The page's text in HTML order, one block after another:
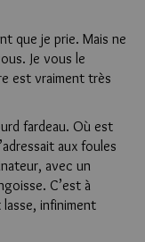
que je prie. Mais ne
Je vous le
est vraiment très
fardeau. Où est
aux foules
avec un
C’est à
infiniment